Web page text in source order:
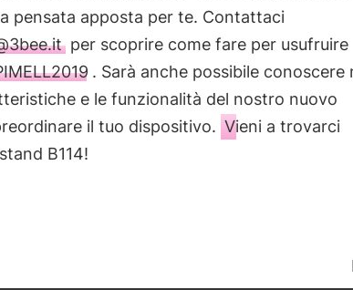
pensata apposta per te. Contattaci
per scoprire come fare per usufruire
. Sarà anche possibile conoscere
e le funzionalità del nostro nuovo
il tuo dispositivo. Vieni a trovarci
B114!